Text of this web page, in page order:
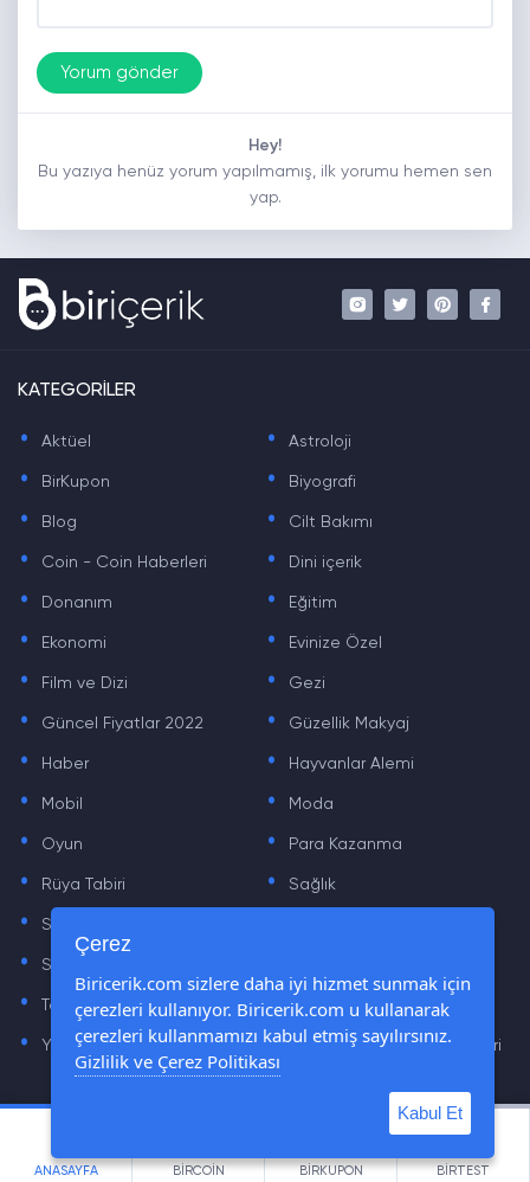
ANASAYFA BİRCOİN BİRKUPON BİRTEST
Hey!
Bu yazıya henüz yorum yapılmamış, ilk yorumu hemen sen
yap.
KATEGORİLER
. Aktüel . Astroloji
. BirKupon . Biyografi
. Blog . Cilt Bakımı
. Coin - Coin Haberleri . Dini içerik
. Donanım . Eğitim
. Ekonomi . Evinize Özel
. Film ve Dizi . Gezi
. Güncel Fiyatlar 2022 . Güzellik Makyaj
. Haber . Hayvanlar Alemi
. Mobil . Moda
. Oyun . Para Kazanma
. Rüya Tabiri . Sağlık
. Sinema .
. Sözler
. Teknoloji Haberleri . Yaşam
. Yazılım Haberleri . Yiyecek Önerileri ve Tarifleri
Çerez
Biricerik.com sizlere daha iyi hizmet sunmak için
çerezleri kullanıyor. Biricerik.com u kullanarak
çerezleri kullanmamızı kabul etmiş sayılırsınız.
Gizlilik ve Çerez Politikası
Kabul Et